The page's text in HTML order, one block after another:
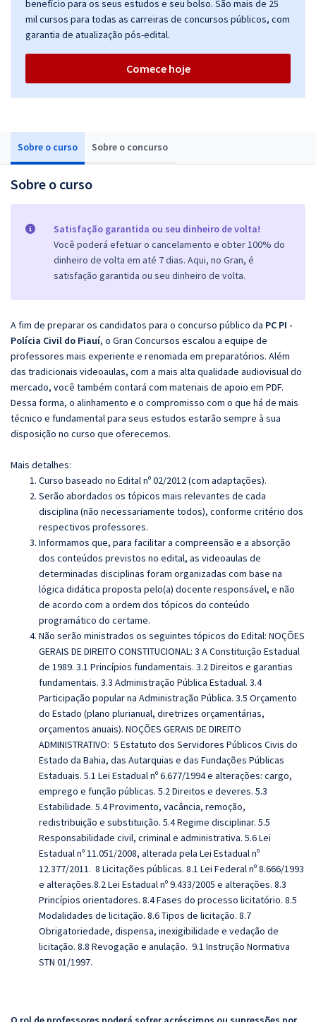
Sobre o curso Sobre o concurso
Sobre o curso
Satisfação garantida ou seu dinheiro de volta!
Você poderá efetuar o cancelamento e obter 100% do
dinheiro de volta em até 7 dias. Aqui, no Gran, é
satisfação garantida ou seu dinheiro de volta.
A fim de preparar os candidatos para o concurso público da PC PI -
Polícia Civil do Piauí, o Gran Concursos escalou a equipe de
professores mais experiente e renomada em preparatórios. Além
das tradicionais videoaulas, com a mais alta qualidade audiovisual do
mercado, você também contará com materiais de apoio em PDF.
Dessa forma, o alinhamento e o compromisso com o que há de mais
técnico e fundamental para seus estudos estarão sempre à sua
disposição no curso que oferecemos.
Mais detalhes:
Curso baseado no Edital nº 02/2012 (com adaptações).
Serão abordados os tópicos mais relevantes de cada
disciplina (não necessariamente todos), conforme critério dos
respectivos professores.
Informamos que, para facilitar a compreensão e a absorção
dos conteúdos previstos no edital, as videoaulas de
determinadas disciplinas foram organizadas com base na
lógica didática proposta pelo(a) docente responsável, e não
de acordo com a ordem dos tópicos do conteúdo
programático do certame.
Não serão ministrados os seguintes tópicos do Edital: NOÇÕES
GERAIS DE DIREITO CONSTITUCIONAL: 3 A Constituição Estadual
de 1989. 3.1 Princípios fundamentais. 3.2 Direitos e garantias
fundamentais. 3.3 Administração Pública Estadual. 3.4
Participação popular na Administração Pública. 3.5 Orçamento
do Estado (plano plurianual, diretrizes orçamentárias,
orçamentos anuais). NOÇÕES GERAIS DE DIREITO
ADMINISTRATIVO: 5 Estatuto dos Servidores Públicos Civis do
Estado da Bahia, das Autarquias e das Fundações Públicas
Estaduais. 5.1 Lei Estadual nº 6.677/1994 e alterações: cargo,
emprego e função públicas. 5.2 Direitos e deveres. 5.3
Estabilidade. 5.4 Provimento, vacância, remoção,
redistribuição e substituição. 5.4 Regime disciplinar. 5.5
Responsabilidade civil, criminal e administrativa. 5.6 Lei
Estadual nº 11.051/2008, alterada pela Lei Estadual nº
12.377/2011. 8 Licitações públicas. 8.1 Lei Federal nº 8.666/1993
e alterações.8.2 Lei Estadual nº 9.433/2005 e alterações. 8.3
Princípios orientadores. 8.4 Fases do processo licitatório. 8.5
Modalidades de licitação. 8.6 Tipos de licitação. 8.7
Obrigatoriedade, dispensa, inexigibilidade e vedação de
licitação. 8.8 Revogação e anulação. 9.1 Instrução Normativa
STN 01/1997.
benefício para os seus estudos e seu bolso. São mais de 25
mil cursos para todas as carreiras de concursos públicos, com
garantia de atualização pós-edital.
Comece hoje